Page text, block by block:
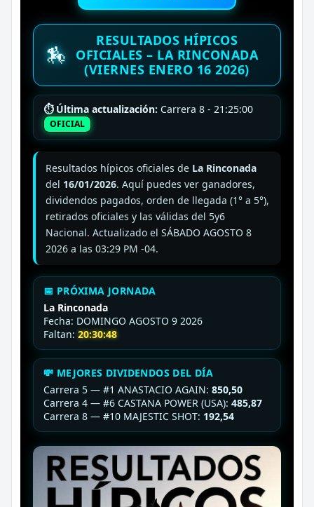
🏇
RESULTADOS HÍPICOS
OFICIALES – LA RINCONADA
(VIERNES ENERO 16 2026)
⏱ Última actualización: Carrera 8 - 21:25:00
OFICIAL
Resultados hípicos oficiales de La Rinconada
del 16/01/2026. Aquí puedes ver ganadores,
dividendos pagados, orden de llegada (1° a 5°),
retirados oficiales y las válidas del 5y6
Nacional. Actualizado el SÁBADO AGOSTO 8
2026 a las 03:29 PM -04.
📅 PRÓXIMA JORNADA
La Rinconada
Fecha: DOMINGO AGOSTO 9 2026
Faltan: 20:30:46
💸 MEJORES DIVIDENDOS DEL DÍA
Carrera 5 — #1 ANASTACIO AGAIN: 850,50
Carrera 4 — #6 CASTANA POWER (USA): 485,87
Carrera 8 — #10 MAJESTIC SHOT: 192,54